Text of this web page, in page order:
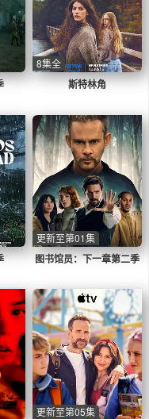
斯特林角
8集全
图书馆员：下一章第二季
更新至第01集
更新至第05集